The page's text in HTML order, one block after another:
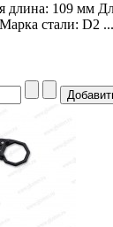
длина: 109 мм
стали: D2 ...